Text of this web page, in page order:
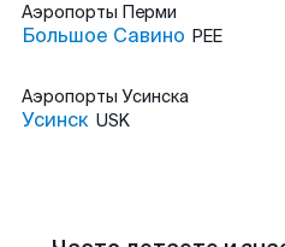
Аэропорты Перми
Большое Савино PEE
Аэропорты Усинска
Усинск USK